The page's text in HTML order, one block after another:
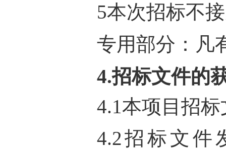
5本次招标不
专用部分：凡
4.招标文件的
4.1本项目招
4.2招标文件